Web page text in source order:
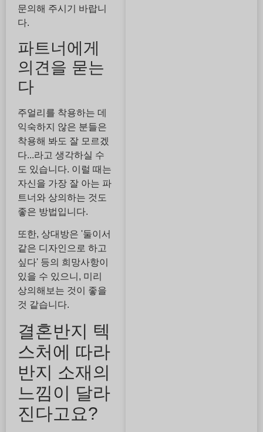
문의해 주시기 바랍니
다.
파트너에게
의견을 묻는
다
주얼리를 착용하는 데
익숙하지 않은 분들은
착용해 봐도 잘 모르겠
다...라고 생각하실 수
도 있습니다. 이럴 때는
자신을 가장 잘 아는 파
트너와 상의하는 것도
좋은 방법입니다.
또한, 상대방은 '둘이서
같은 디자인으로 하고
싶다' 등의 희망사항이
있을 수 있으니, 미리
상의해보는 것이 좋을
것 같습니다.
결혼반지 텍
스처에 따라
반지 소재의
느낌이 달라
진다고요?